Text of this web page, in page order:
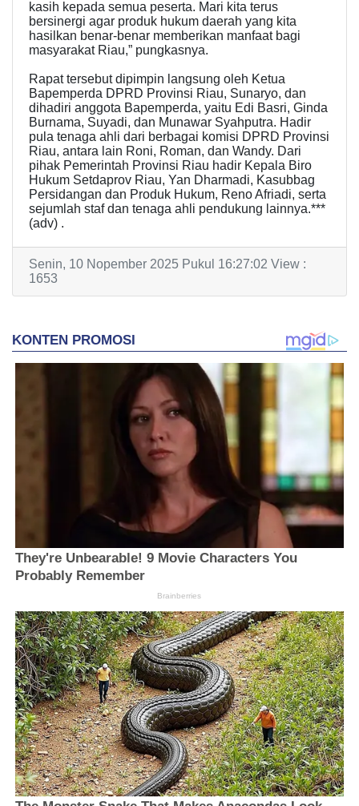
kasih kepada semua peserta. Mari kita terus
bersinergi agar produk hukum daerah yang kita
hasilkan benar-benar memberikan manfaat bagi
masyarakat Riau,” pungkasnya.
Rapat tersebut dipimpin langsung oleh Ketua
Bapemperda DPRD Provinsi Riau, Sunaryo, dan
dihadiri anggota Bapemperda, yaitu Edi Basri, Ginda
Burnama, Suyadi, dan Munawar Syahputra. Hadir
pula tenaga ahli dari berbagai komisi DPRD Provinsi
Riau, antara lain Roni, Roman, dan Wandy. Dari
pihak Pemerintah Provinsi Riau hadir Kepala Biro
Hukum Setdaprov Riau, Yan Dharmadi, Kasubbag
Persidangan dan Produk Hukum, Reno Afriadi, serta
sejumlah staf dan tenaga ahli pendukung lainnya.***
(adv) .
Senin, 10 Nopember 2025 Pukul 16:27:02 View :
1653